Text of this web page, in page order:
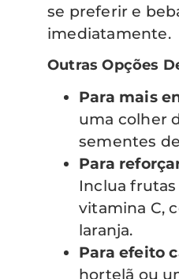
se preferir e
imediatamente.
Outras Opções
Para mais
uma colher
sementes
Para
Inclua
vitamina C,
laranja.
Para efeito
hortelã ou